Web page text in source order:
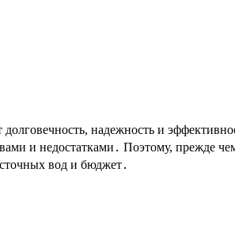
надежность и
и недостатками․ Поэтому, прежде
вод и бюджет․